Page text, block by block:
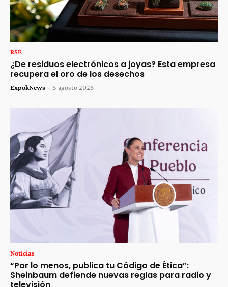
RSE
¿De residuos electrónicos a joyas? Esta empresa
recupera el oro de los desechos
ExpokNews - 5 agosto 2026
Noticias
“Por lo menos, publica tu Código de Ética”:
Sheinbaum defiende nuevas reglas para radio y